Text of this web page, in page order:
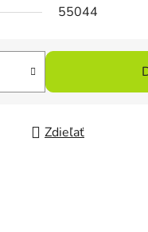
55044
Zdieľať